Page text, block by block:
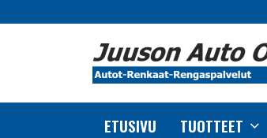
ETUSIVU TUOTTEET